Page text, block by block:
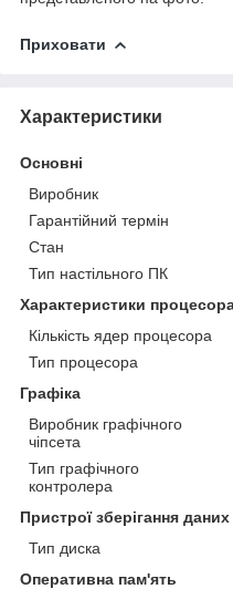
Приховати
Характеристики
Основні
Виробник
Гарантійний термін
Стан
Тип настільного ПК
Характеристики
Кількість ядер процесора
Тип процесора
Графіка
Виробник графічного
чіпсета
Тип графічного
контролера
Пристрої зберігання даних
Тип диска
Оперативна пам'ять